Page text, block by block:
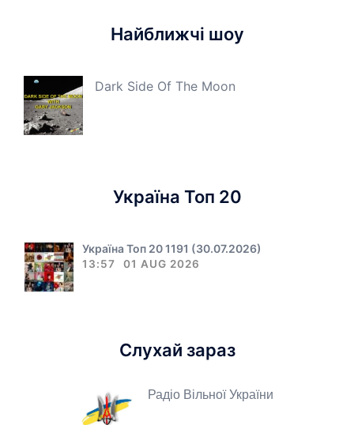
Найближчі шоу
Dark Side Of The Moon
Україна Топ 20
Україна Топ 20 1191 (30.07.2026)
13:57 01 AUG 2026
Слухай зараз
Радіо Вільної України